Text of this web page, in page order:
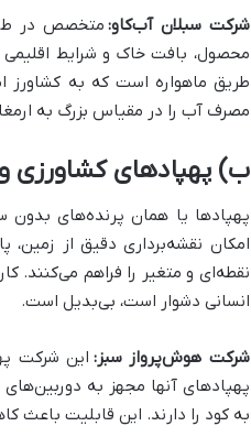
شرکت سبلان آب‌کاو: متخصص در
محصول، بافت خاک و شرایط اقلیمی
طریق ماهواره است که به کشاورز
مصرف آب را در مقیاس بزرگ به
ب) پهپادهای کشاورزی و
پهپادها یا همان پرنده‌های بدون
امکان نقشه‌برداری دقیق از
نقطه‌ای و متغیر را فراهم می‌کنند.
انسانی دشوار است، بی‌بدیل است.
شرکت هوش‌پرواز سبز: این شرکت
پهپادهای آنها مجهز به
به کود را دارند. این قابلیت